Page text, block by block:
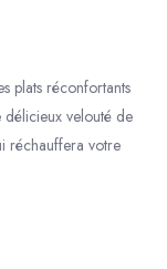
plats réconfortants
délicieux velouté de
réchauffera votre